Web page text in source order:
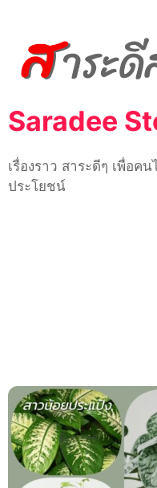
content
Saradee
เรื่องราว สาระดีๆ เพื่อค
ประโยชน์